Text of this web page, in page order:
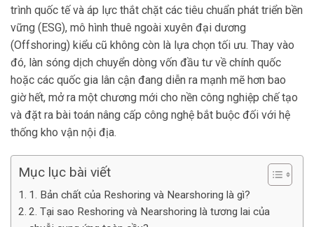
trình quốc tế và áp lực thắt chặt các tiêu chuẩn phát triển bền
vững (ESG), mô hình thuê ngoài xuyên đại dương
(Offshoring) kiểu cũ không còn là lựa chọn tối ưu. Thay vào
đó, làn sóng dịch chuyển dòng vốn đầu tư về chính quốc
hoặc các quốc gia lân cận đang diễn ra mạnh mẽ hơn bao
giờ hết, mở ra một chương mới cho nền công nghiệp chế tạo
và đặt ra bài toán nâng cấp công nghệ bắt buộc đối với hệ
thống kho vận nội địa.
Mục lục bài viết
1. Bản chất của Reshoring và Nearshoring là gì?
2. Tại sao Reshoring và Nearshoring là tương lai của